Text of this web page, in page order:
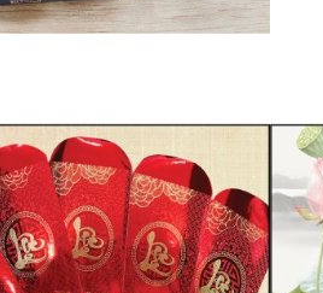
BÌ HỘP THỘP 01